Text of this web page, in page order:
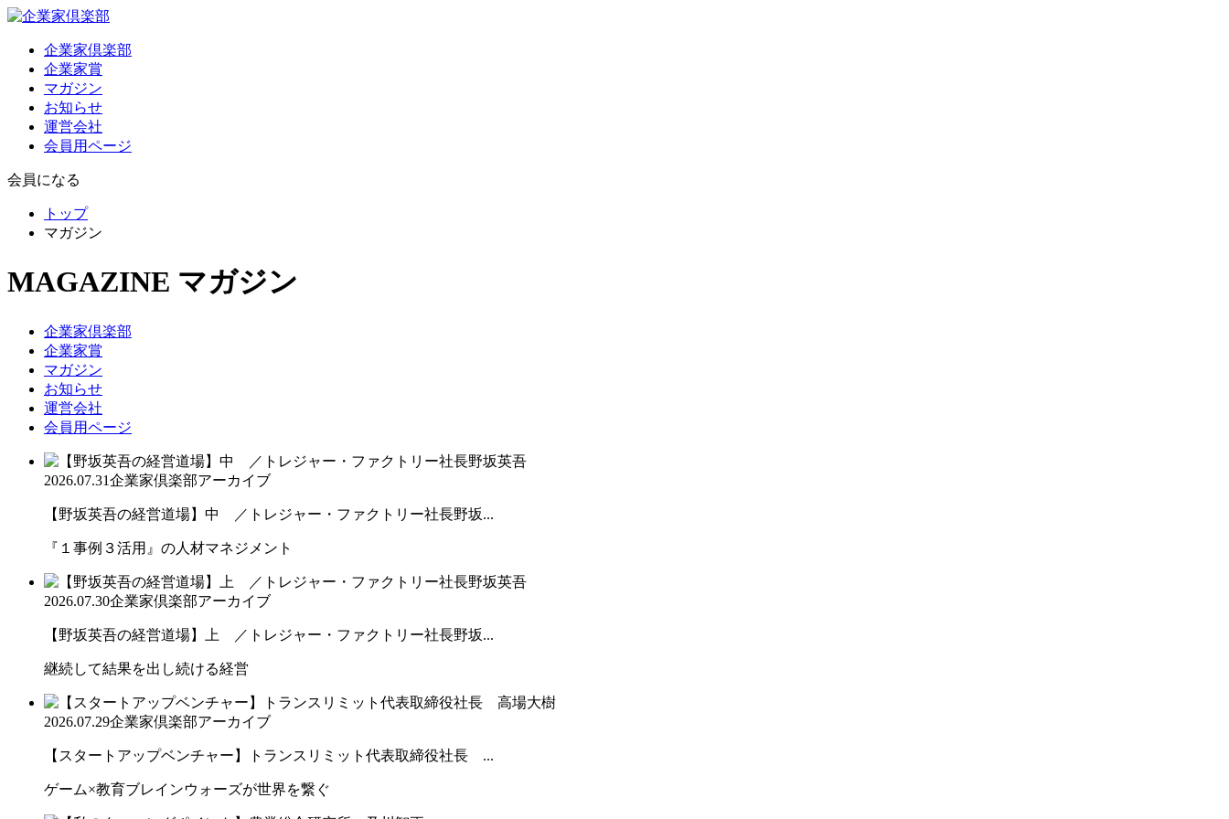
企業家倶楽部
企業家賞
マガジン
お知らせ
運営会社
会員用ページ
会員になる
トップ
マガジン
MAGAZINE マガジン
企業家倶楽部
企業家賞
マガジン
お知らせ
運営会社
会員用ページ
2026.07.31企業家倶楽部アーカイブ
【野坂英吾の経営道場】中 ／トレジャー・ファクトリー社長野坂...
『１事例３活用』の人材マネジメント
2026.07.30企業家倶楽部アーカイブ
【野坂英吾の経営道場】上 ／トレジャー・ファクトリー社長野坂...
継続して結果を出し続ける経営
2026.07.29企業家倶楽部アーカイブ
【スタートアップベンチャー】トランスリミット代表取締役社長 ...
ゲーム×教育ブレインウォーズが世界を繋ぐ